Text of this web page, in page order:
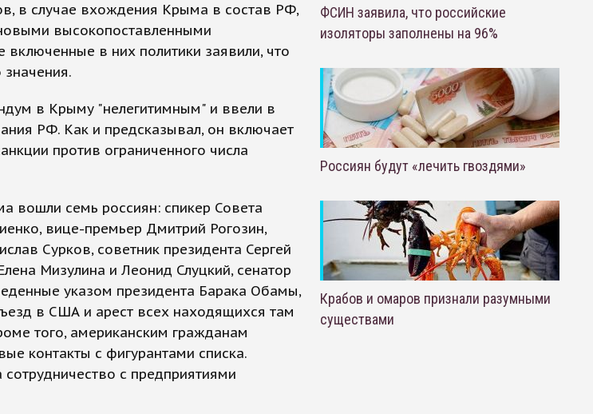
в случае вхождения Крыма в состав РФ,
высокопоставленными
в них политики заявили, что
в Крыму "нелегитимным" и ввели в
РФ. Как и предсказывал, он включает
против ограниченного числа
вошли семь россиян: спикер Совета
вице-премьер Дмитрий Рогозин,
Сурков, советник президента Сергей
Мизулина и Леонид Слуцкий, сенатор
указом президента Барака Обамы,
в США и арест всех находящихся там
того, американским гражданам
контакты с фигурантами списка.
с предприятиями
ФСИН заявила, что российские
изоляторы заполнены на 96%
Россиян будут «лечить гвоздями»
Крабов и омаров признали разумными
существами